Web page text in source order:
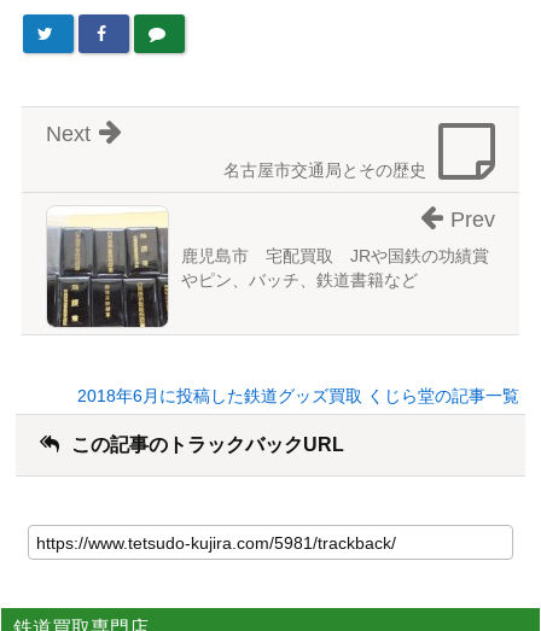
名古屋市交通局とその歴史
Next
鹿児島市 宅配買取 JRや国鉄の功績賞
やピン、バッチ、鉄道書籍など
Prev
2018年6月に投稿した鉄道グッズ買取 くじら堂の記事一覧
この記事のトラックバックURL